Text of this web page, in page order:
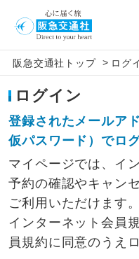
阪急交通社トップ > ログ
ログイン
登録されたメールア
仮パスワード）でロ
マイページでは、イ
予約の確認やキャン
ご利用いただけます。
インターネット会員
員規約に同意のうえ